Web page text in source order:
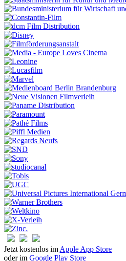
Jetzt kostenlos im Apple App Store
oder im Google Play Store